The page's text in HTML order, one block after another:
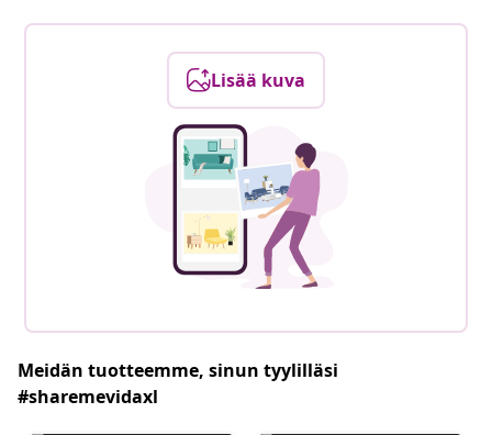
Lisää kuva
Meidän tuotteemme, sinun tyylilläsi
#sharemevidaxl